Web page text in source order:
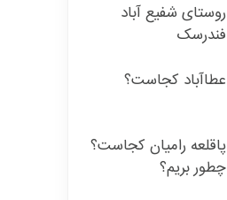
روستای شفیع آباد
فندرسک
عطاآباد کجاست؟
پاقلعه رامیان کجاست؟
چطور بریم؟